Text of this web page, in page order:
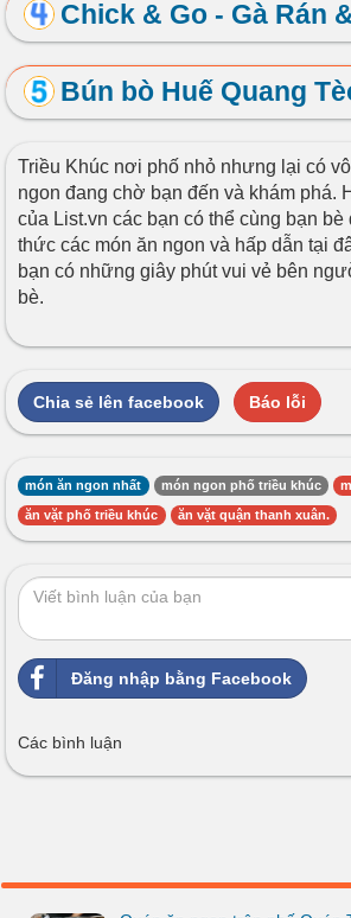
Chick & Go - Gà Rán
Bún bò Huế Quang
Triều Khúc nơi phố nhỏ nhưng lại có
ngon đang chờ bạn đến và khám phá.
của List.vn các bạn có thể cùng bạn
thức các món ăn ngon và hấp dẫn tại
bạn có những giây phút vui vẻ bên
bè.
Chia sẻ lên facebook Báo lỗi
món ăn ngon nhất món ngon phố triều khúc
ăn vặt phố triều khúc ăn vặt quận thanh xuân.
Đăng nhập bằng Facebook
Các bình luận